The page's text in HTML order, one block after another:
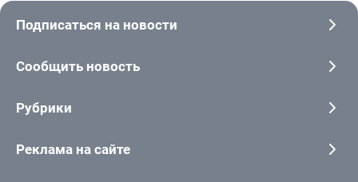
Подписаться на новости
Сообщить новость
Рубрики
Реклама на сайте